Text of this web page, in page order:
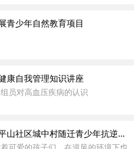
青少年自然教育项目
康自我管理知识讲座
员对高血压疾病的认识
阳光相伴 逆风飞翔--平山社区城中村随迁青少年抗逆力提升计划